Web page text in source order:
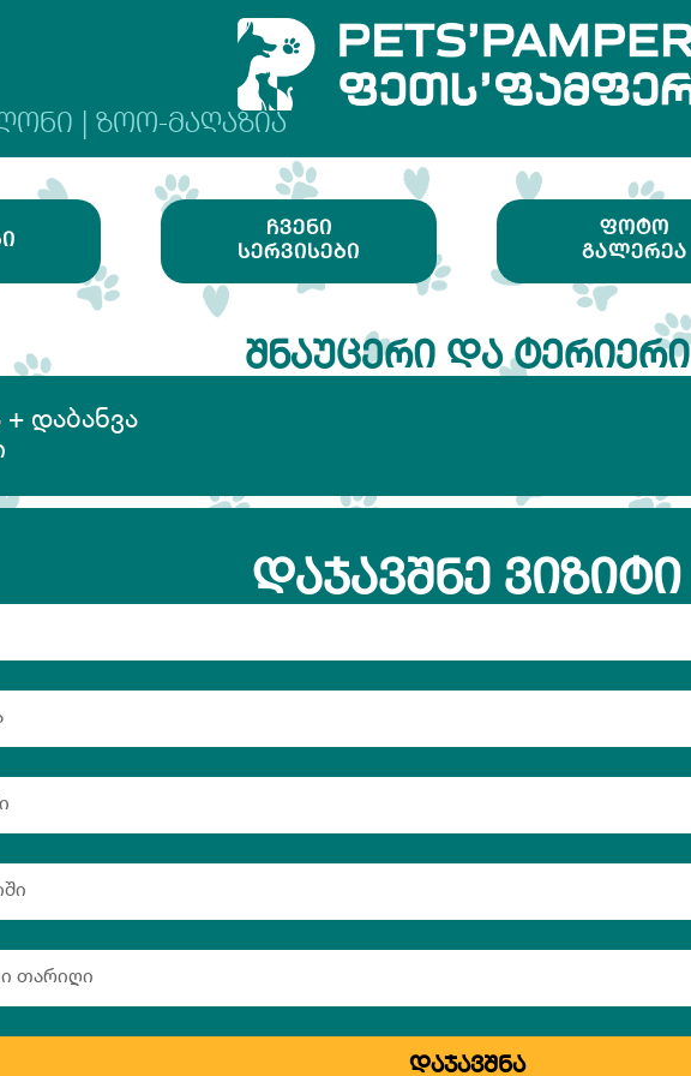
| ᲖᲝᲝ-ᲛᲐᲦᲐᲖᲘᲐ
ᲩᲕᲔᲜᲘ
ᲡᲔᲠᲕᲘᲡᲔᲑᲘ
ᲤᲝᲢᲝ
ᲒᲐᲚᲔᲠᲔᲐ
ᲨᲜᲐᲣᲪᲔᲠᲘ ᲓᲐ ᲢᲔᲠᲘᲔᲠᲘ
+ დაბანვა
ᲓᲐᲯᲐᲕᲨᲜᲔ ᲕᲘᲖᲘᲢᲘ
ᲓᲐᲯᲐᲕᲨᲜᲐ